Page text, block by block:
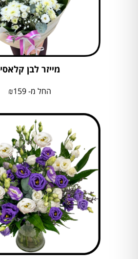
מייזר לבן קלאסי
החל מ- ₪159